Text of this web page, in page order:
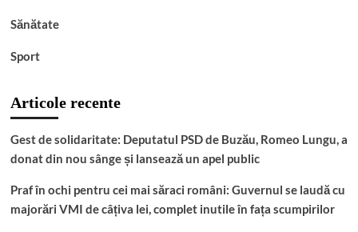
Sănătate
Sport
Articole recente
Gest de solidaritate: Deputatul PSD de Buzău, Romeo Lungu, a
donat din nou sânge și lansează un apel public
Praf în ochi pentru cei mai săraci români: Guvernul se laudă cu
majorări VMI de câțiva lei, complet inutile în fața scumpirilor